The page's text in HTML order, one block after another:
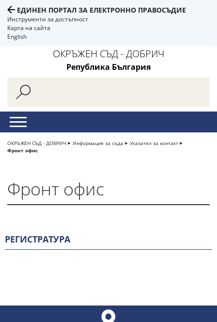
ЕДИНЕН ПОРТАЛ ЗА ЕЛЕКТРОННО ПРАВОСЪДИЕ
Инструменти за достъпност
Карта на сайта
English
ОКРЪЖЕН СЪД - ДОБРИЧ
Република България
ОКРЪЖЕН СЪД - ДОБРИЧ Информация за съда
Указател за контакт
Фронт офис
Фронт офис
РЕГИСТРАТУРА